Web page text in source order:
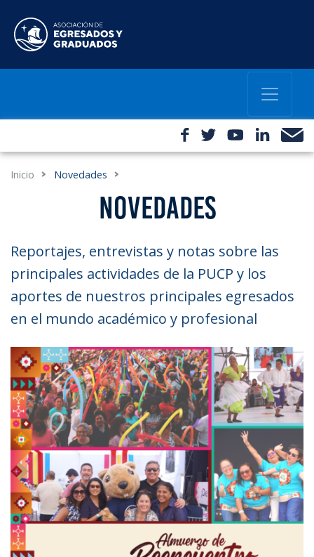
Inicio Novedades
NOVEDADES
Reportajes, entrevistas y notas sobre las
principales actividades de la PUCP y los
aportes de nuestros principales egresados
en el mundo académico y profesional